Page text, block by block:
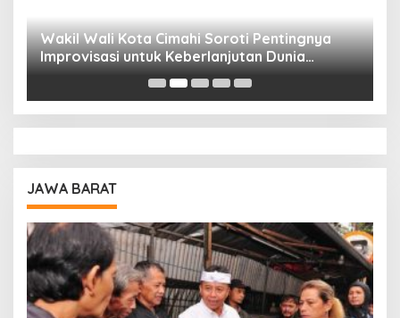
Wakil Wali Kota Cimahi Soroti Pentingnya
Improvisasi untuk Keberlanjutan Dunia
Pendidikan
JAWA BARAT